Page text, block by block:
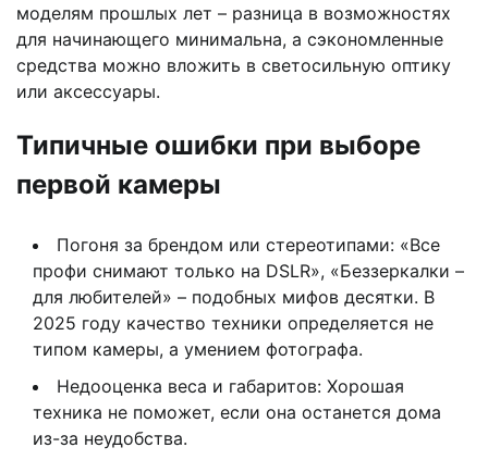
моделям прошлых лет – разница в возможностях
для начинающего минимальна, а сэкономленные
средства можно вложить в светосильную оптику
или аксессуары.
Типичные ошибки при выборе
первой камеры
Погоня за брендом или стереотипами: «Все
профи снимают только на DSLR», «Беззеркалки –
для любителей» – подобных мифов десятки. В
2025 году качество техники определяется не
типом камеры, а умением фотографа.
Недооценка веса и габаритов: Хорошая
техника не поможет, если она останется дома
из-за неудобства.